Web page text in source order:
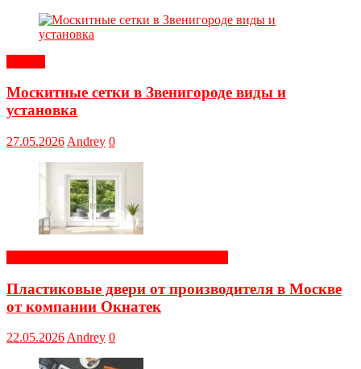
Москитные сетки в Звенигороде виды и
установка
27.05.2026 Andrey 0
Пластиковые двери от производителя в Москве
от компании Окнатек
22.05.2026 Andrey 0